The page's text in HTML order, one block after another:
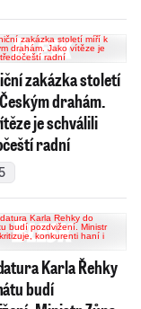
zakázka století
drahám.
je schválili
radní
Karla Řehky
budí